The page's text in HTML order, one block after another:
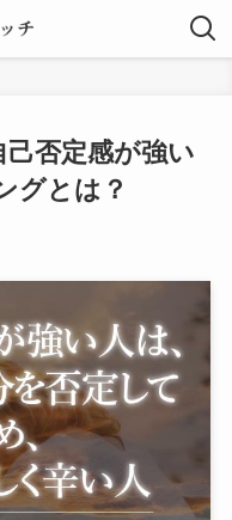
己否定感が強い
グとは？